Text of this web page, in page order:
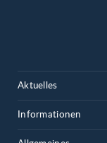
Aktuelles
Informationen